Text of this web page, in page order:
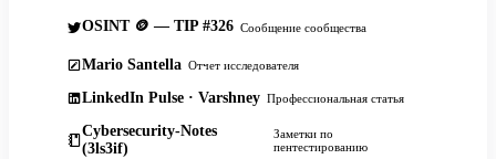
OSINT 🪙 — TIP #326 Сообщение сообщества
Mario Santella Отчет исследователя
LinkedIn Pulse · Varshney Профессиональная статья
Cybersecurity-Notes
(3ls3if)
Заметки по
пентестированию